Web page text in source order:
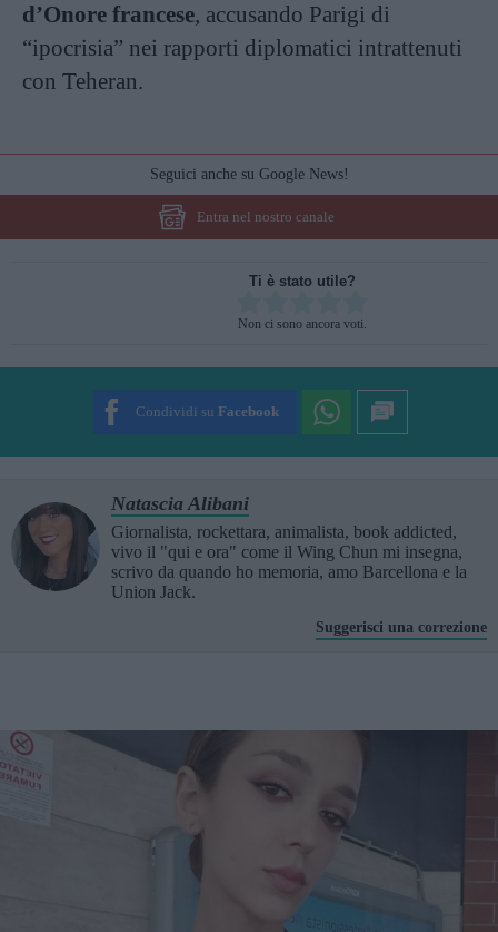
d’Onore francese, accusando Parigi di
“ipocrisia” nei rapporti diplomatici intrattenuti
con Teheran.
Seguici anche su Google News!
Entra nel nostro canale
Ti è stato utile?
Non ci sono ancora voti.
Condividi su Facebook
Natascia Alibani
Giornalista, rockettara, animalista, book addicted,
vivo il "qui e ora" come il Wing Chun mi insegna,
scrivo da quando ho memoria, amo Barcellona e la
Union Jack.
Suggerisci una correzione